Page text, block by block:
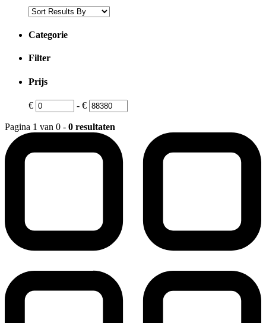
Categorie
Filter
Prijs
€ - €
Pagina 1 van 0 - 0 resultaten